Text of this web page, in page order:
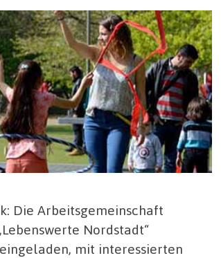
Die Arbeitsgemeinschaft
Nordstadt“
mit interessierten